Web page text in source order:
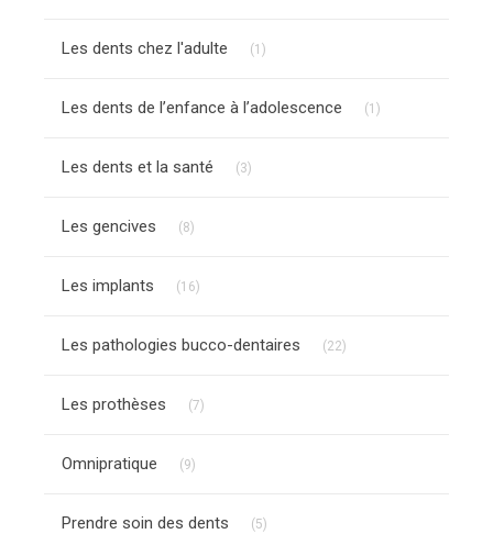
Les dents chez l'adulte (1)
Les dents de l’enfance à l’adolescence (1)
Les dents et la santé (3)
Les gencives (8)
Les implants (16)
Les pathologies bucco-dentaires (22)
Les prothèses (7)
Omnipratique (9)
Prendre soin des dents (5)